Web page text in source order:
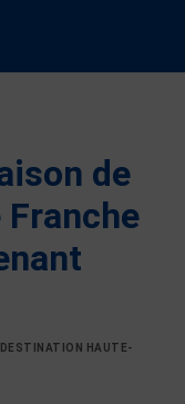
de
Franche
DESTINATION HAUTE-